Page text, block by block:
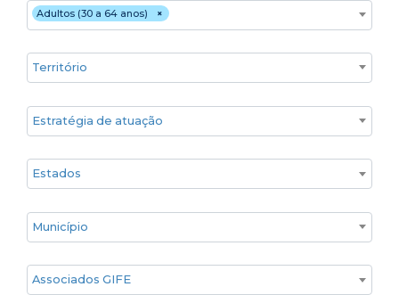
Público ×
Adultos (30 a 64 anos)
Territórios
Estratégia de atuação
Estado
Cidade
Associados GIFE